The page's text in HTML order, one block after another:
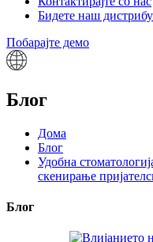
Бидете наш
Побарајте демо
Блог
Дома
Блог
Удобна
скенирање
Блог